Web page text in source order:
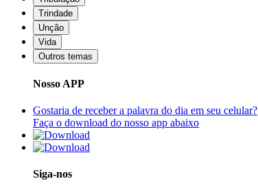
Trindade
Unção
Vida
Outros temas
Nosso APP
Gostaria de receber a palavra do dia em seu celular?
Faça o download do nosso app abaixo
Siga-nos